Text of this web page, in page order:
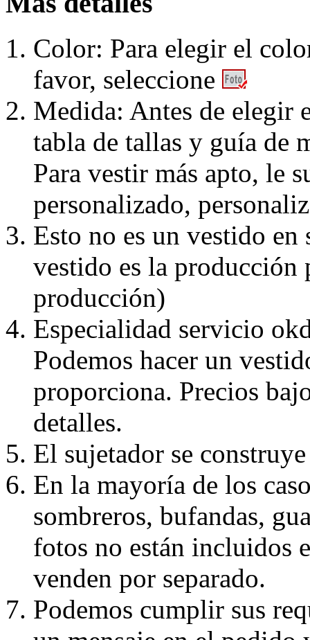
Color: Para elegir el
favor, seleccione
Medida: Antes de elegir
tabla de tallas y guía de
Para vestir más apto, le
personalizado,
Esto no es un vestido
vestido es la producción
producción)
Especialidad servicio
Podemos hacer un
proporciona. Precios
detalles.
El sujetador se
En la mayoría de los
sombreros, bufandas,
fotos no están incluidos
venden por separado.
Podemos cumplir sus